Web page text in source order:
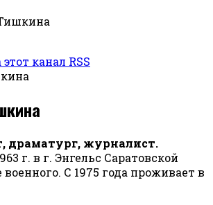
канал RSS
драматург, журналист.
г. в г. Энгельс Саратовской
военного. С 1975 года проживает в